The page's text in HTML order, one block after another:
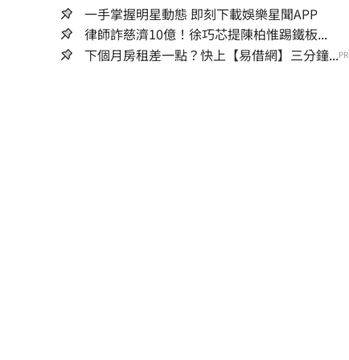
一手掌握明星動態 即刻下載娛樂星聞APP
律師詐慈濟10億！徐巧芯提陳柏惟踢鐵板...
下個月房租差一點？快上【易借網】三分鐘...PR